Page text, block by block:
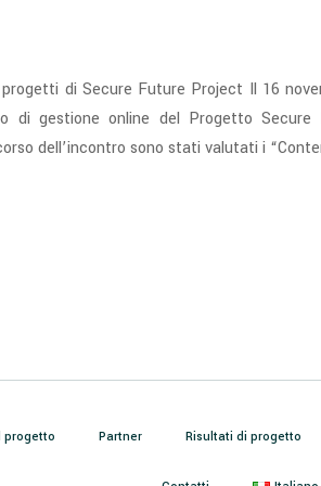
di Secure Future Project Il 16
di gestione online del Progetto Secure
dell’incontro sono stati valutati i
progetto Partner Risultati di progetto